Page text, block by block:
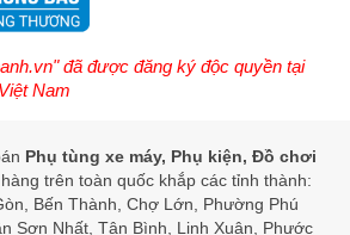
đã được đăng ký độc quyền tại
Nam
Phụ tùng xe máy, Phụ kiện, Đồ chơi
trên toàn quốc khắp các tỉnh thành:
Bến Thành, Chợ Lớn, Phường Phú
Sơn Nhất, Tân Bình, Linh Xuân, Phước